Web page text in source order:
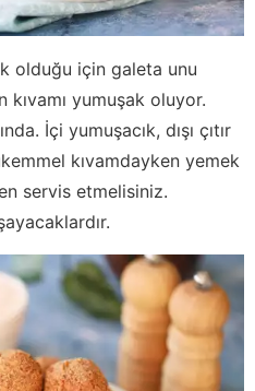
olduğu için galeta unu
kıvamı yumuşak oluyor.
İçi yumuşacık, dışı çıtır
kıvamdayken yemek
servis etmelisiniz.